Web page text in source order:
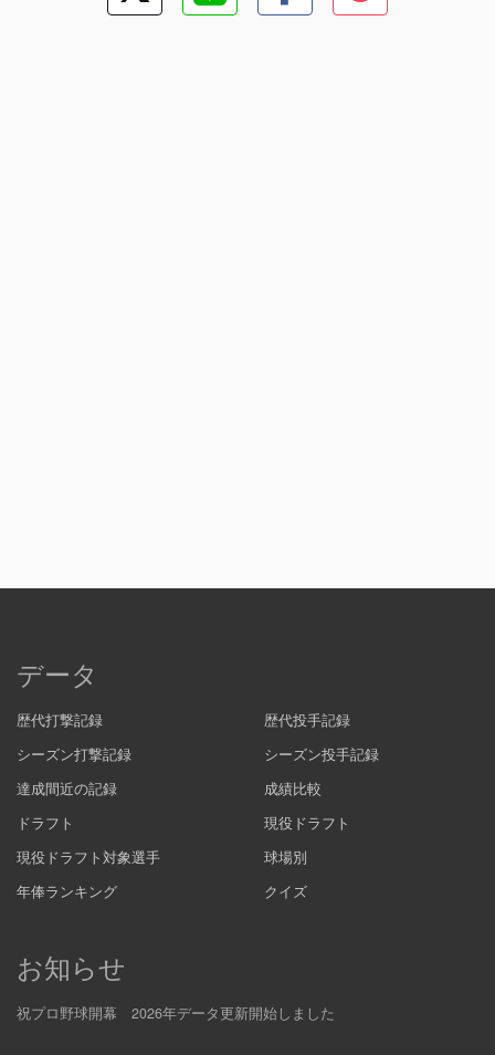
データ
歴代打撃記録
歴代投手記録
シーズン打撃記録
シーズン投手記録
達成間近の記録
成績比較
ドラフト
現役ドラフト
現役ドラフト対象選手
球場別
年俸ランキング
クイズ
お知らせ
祝プロ野球開幕 2026年データ更新開始しました